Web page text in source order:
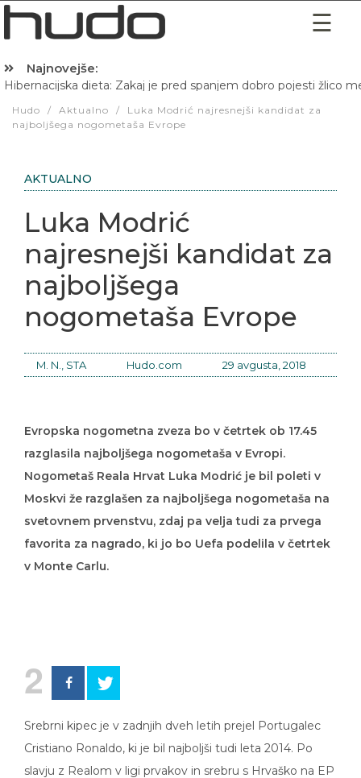
Najnovejše:
Hibernacijska dieta: Zakaj je pred spanjem dobro pojesti žlico
Hudo / Aktualno /
Luka Modrić najresnejši kandidat za
najboljšega nogometaša Evrope
AKTUALNO
Luka Modrić
najresnejši kandidat za
najboljšega
nogometaša Evrope
M. N., STA Hudo.com 29 avgusta, 2018
Evropska nogometna zveza bo v četrtek ob 17.45
razglasila najboljšega nogometaša v Evropi.
Nogometaš Reala Hrvat Luka Modrić je bil poleti v
Moskvi že razglašen za najboljšega nogometaša na
svetovnem prvenstvu, zdaj pa velja tudi za prvega
favorita za nagrado, ki jo bo Uefa podelila v četrtek
v Monte Carlu.
2
Srebrni kipec je v zadnjih dveh letih prejel Portugalec
Cristiano Ronaldo, ki je bil najboljši tudi leta 2014. Po
slavju z Realom v ligi prvakov in srebru s Hrvaško na EP